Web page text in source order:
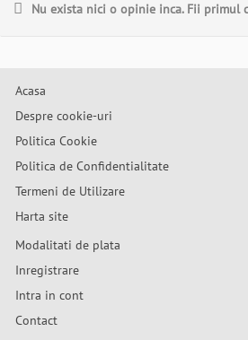
Nu exista nici o opinie inca. Fii primul
Acasa
Despre cookie-uri
Politica Cookie
Politica de Confidentialitate
Termeni de Utilizare
Harta site
Modalitati de plata
Inregistrare
Intra in cont
Contact